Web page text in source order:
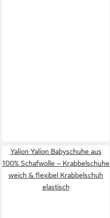
Yalion Yalion Babyschuhe aus
100% Schafwolle – Krabbelschuhe
weich & flexibel Krabbelschuh
elastisch